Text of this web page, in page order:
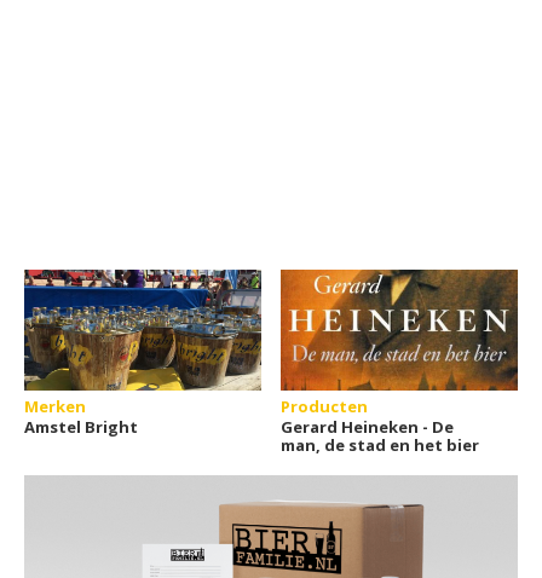
Merken
Amstel Bright
Producten
Gerard Heineken - De
man, de stad en het bier